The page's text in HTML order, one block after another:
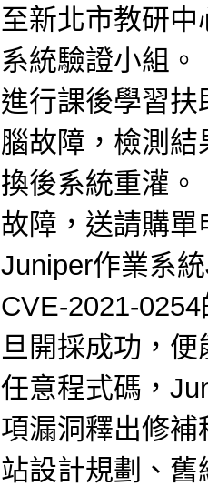
至新北市教研
系統驗證小組
進行課後學習
腦故障，檢測
換後系統重灌
故障，送請購
Juniper作業系
CVE-2021-
旦開採成功，
任意程式碼，
項漏洞釋出修
站設計規劃、